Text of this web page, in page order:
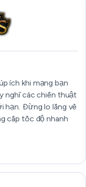
ích khi mạng bạn
nghĩ các chiến thuật
hạn. Đừng lo lắng về
cấp tốc độ nhanh